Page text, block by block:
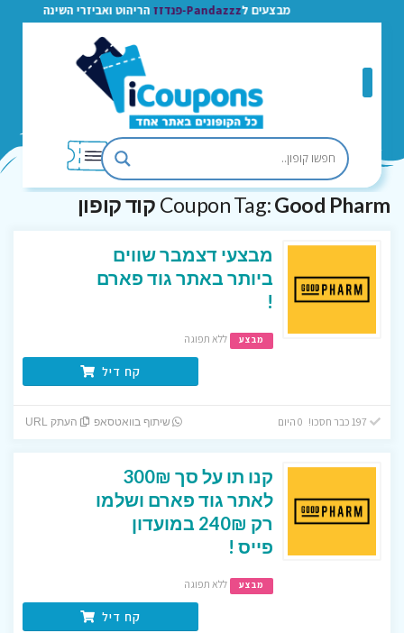
מבצעים לPandazzz-פנדזז הריהוט ואביזרי השינה
Coupon Tag:Good Pharm קוד קופון
מבצעי דצמבר שווים
ביותר באתר גוד פארם
!
מבצע ללא תפוגה
קח דיל
שיתוף בוואטסאפ העתק URL
קנו תו על סך 300₪
לאתר גוד פארם ושלמו
רק 240₪ במועדון
פייס !
מבצע ללא תפוגה
קח דיל